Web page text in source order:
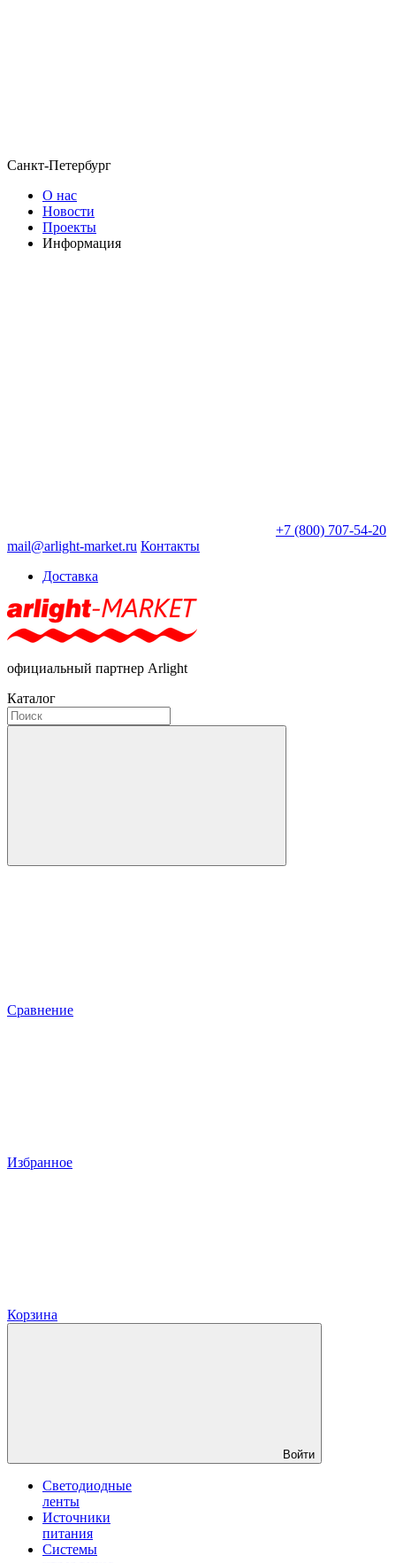
Санкт-Петербург
О нас
Новости
Проекты
Информация
+7 (800) 707-54-20
mail@arlight-market.ru Контакты
Доставка
официальный партнер Arlight
Каталог
Сравнение
Избранное
Корзина
Войти
Светодиодные
ленты
Источники
питания
Системы